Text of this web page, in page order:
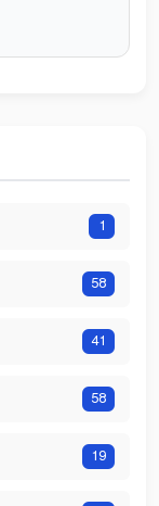
1
58
41
58
19